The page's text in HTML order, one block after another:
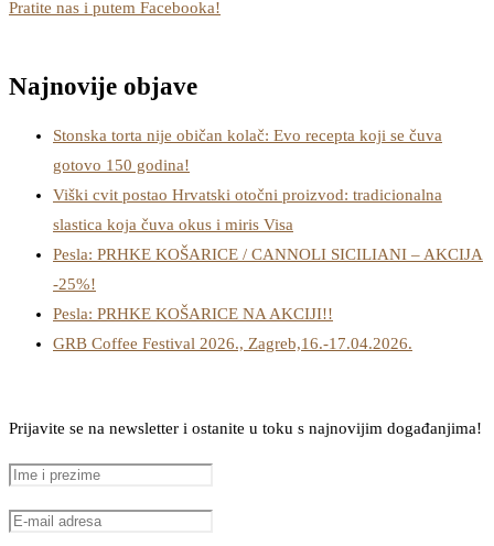
Pratite nas i putem Facebooka!
Najnovije objave
Stonska torta nije običan kolač: Evo recepta koji se čuva
gotovo 150 godina!
Viški cvit postao Hrvatski otočni proizvod: tradicionalna
slastica koja čuva okus i miris Visa
Pesla: PRHKE KOŠARICE / CANNOLI SICILIANI – AKCIJA
-25%!
Pesla: PRHKE KOŠARICE NA AKCIJI!!
GRB Coffee Festival 2026., Zagreb,16.-17.04.2026.
Prijavite se na newsletter i ostanite u toku s najnovijim događanjima!